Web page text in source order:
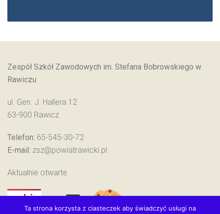
Zespół Szkół Zawodowych im. Stefana Bobrowskiego w
Rawiczu
ul. Gen. J. Hallera 12
63-900 Rawicz
Telefon: 65-545-30-72
E-mail: zsz@powiatrawicki.pl
Aktualnie otwarte
Ta strona korzysta z ciasteczek aby świadczyć usługi na